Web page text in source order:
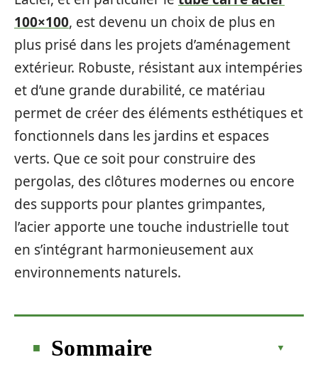
100×100, est devenu un choix de plus en
plus prisé dans les projets d’aménagement
extérieur. Robuste, résistant aux intempéries
et d’une grande durabilité, ce matériau
permet de créer des éléments esthétiques et
fonctionnels dans les jardins et espaces
verts. Que ce soit pour construire des
pergolas, des clôtures modernes ou encore
des supports pour plantes grimpantes,
l’acier apporte une touche industrielle tout
en s’intégrant harmonieusement aux
environnements naturels.
Sommaire